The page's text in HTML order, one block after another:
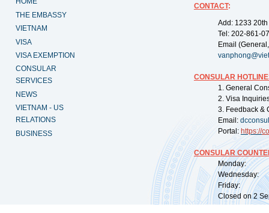
THE EMBASSY
VIETNAM
VISA
VISA EXEMPTION
CONSULAR
SERVICES
NEWS
VIETNAM - US
RELATIONS
BUSINESS
CONTACT:
Add: 1233
Tel: 202-861-
Email
CONSULAR
1. General
2. Visa
3. Feedback &
Email:
Portal: https://
CONSULAR
Monday:
Wednesday:
Friday:
Closed on 2